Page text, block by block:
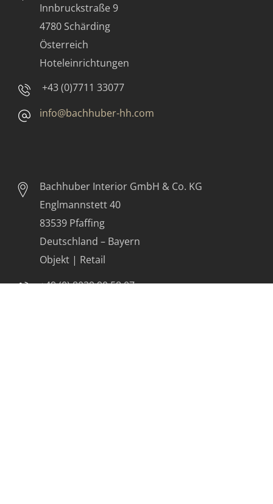
Innbruckstraße 9
4780 Schärding
Österreich
Hoteleinrichtungen
+43 (0)7711 33077
info@bachhuber-hh.com
Bachhuber Interior GmbH & Co. KG
Englmannstett 40
83539 Pfaffing
Deutschland – Bayern
Objekt | Retail
+49 (0) 8039 90 58 07